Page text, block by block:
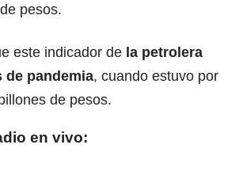
pesos.
este indicador de la petrolera
de pandemia, cuando estuvo por
de pesos.
en vivo: